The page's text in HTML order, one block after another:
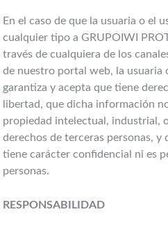
En el caso de que la usuaria o el
cualquier tipo a GRUPOIWI
través de cualquiera de los
de nuestro portal web, la usuaria
garantiza y acepta que tiene
libertad, que dicha información
propiedad intelectual, industrial,
derechos de terceras personas,
tiene carácter confidencial ni es
personas.
RESPONSABILIDAD